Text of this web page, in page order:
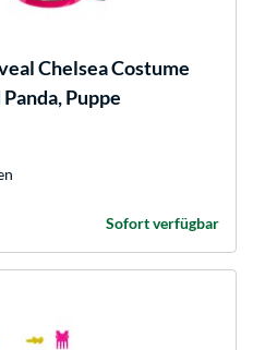
Chelsea Costume
Puppe
Sofort verfügbar